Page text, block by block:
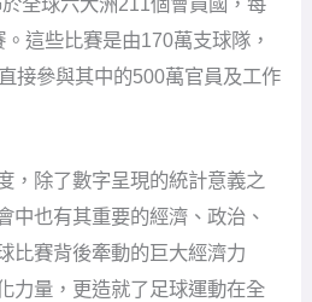
這些比賽是由170萬支球隊，
接參與其中的500萬官員及工作
，除了數字呈現的統計意義之
中也有其重要的經濟、政治、
比賽背後牽動的巨大經濟力
力量，更造就了足球運動在全